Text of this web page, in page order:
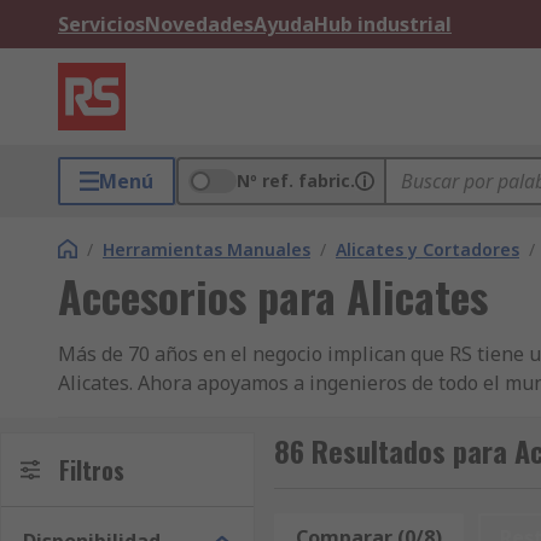
ServiciosNovedadesAyudaHub industrial
Menú Nº ref. fabric.
/ Herramientas Manuales / Alicates y Cortadores /
Accesorios para Alicates
Más de 70 años en el negocio implican que RS
Alicates. Ahora apoyamos a ingenieros de todo el
Arandelas o Alicates para Bombas de Agua. Ya
nuestros clientes pueden beneficiarse de la entrega
cualquier caso, nuestra distribución de producto
Filtros 86 Resultados para